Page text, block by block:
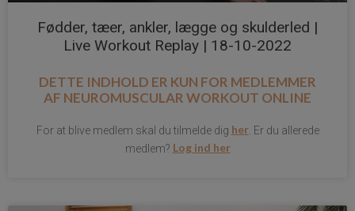
Fødder, tæer, ankler, lægge og skulderled |
Live Workout Replay | 18-10-2022
DETTE INDHOLD ER KUN FOR MEDLEMMER
AF NEUROMUSCULAR WORKOUT ONLINE
For at blive medlem skal du tilmelde dig her. Er du allerede
medlem? Log ind her